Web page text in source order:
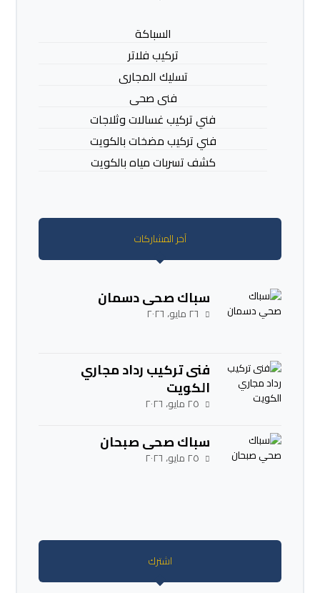
السباكة
تركيب فلاتر
تسليك المجارى
فنى صحى
فني تركيب غسالات وثلاجات
فني تركيب مضخات بالكويت
كشف تسربات مياه بالكويت
آخر المشاركات
سباك صحي دسمان
٢٦ مايو، ٢٠٢٦
فنى تركيب رداد مجاري
الكويت
٢٥ مايو، ٢٠٢٦
سباك صحي صبحان
٢٥ مايو، ٢٠٢٦
اشترك